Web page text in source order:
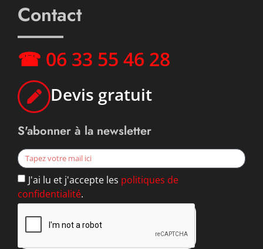
Contact
☎ 06 33 55 46 28
Devis gratuit
S'abonner à la newsletter
J'ai lu et j'accepte les politiques de
confidentialité.